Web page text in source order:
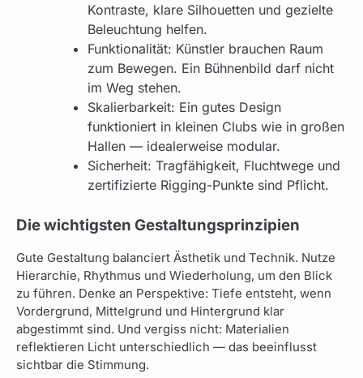
Kontraste, klare Silhouetten und gezielte
Beleuchtung helfen.
Funktionalität: Künstler brauchen Raum
zum Bewegen. Ein Bühnenbild darf nicht
im Weg stehen.
Skalierbarkeit: Ein gutes Design
funktioniert in kleinen Clubs wie in großen
Hallen — idealerweise modular.
Sicherheit: Tragfähigkeit, Fluchtwege und
zertifizierte Rigging-Punkte sind Pflicht.
Die wichtigsten Gestaltungsprinzipien
Gute Gestaltung balanciert Ästhetik und Technik. Nutze
Hierarchie, Rhythmus und Wiederholung, um den Blick
zu führen. Denke an Perspektive: Tiefe entsteht, wenn
Vordergrund, Mittelgrund und Hintergrund klar
abgestimmt sind. Und vergiss nicht: Materialien
reflektieren Licht unterschiedlich — das beeinflusst
sichtbar die Stimmung.